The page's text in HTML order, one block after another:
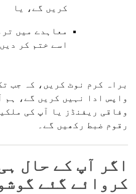
کریں گے، یا
معاہدے میں
اسے ختم کر
براہ کرم نوٹ کریں، کہ جب
واپس ادا نہیں کریں گے، ہم
وفاقی ریفنڈز یا آپ کی
رقوم ضبط رکھیں گے۔
اگر آپ کے حال
کروائے گئے